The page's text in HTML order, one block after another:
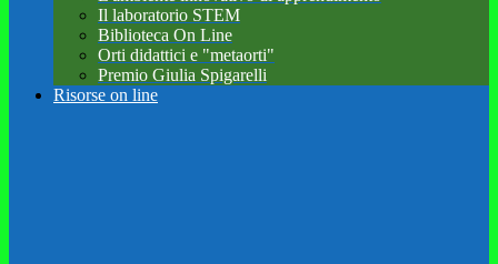
Il laboratorio STEM
Biblioteca On Line
Orti didattici e "metaorti"
Premio Giulia Spigarelli
Risorse on line